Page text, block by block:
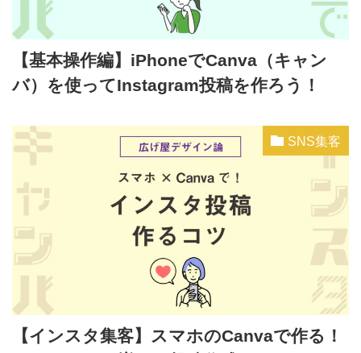
【基本操作編】iPhoneでCanva（キャン
バ）を使ってInstagram投稿を作ろう！
SNS集客
【インスタ集客】スマホのCanvaで作る！